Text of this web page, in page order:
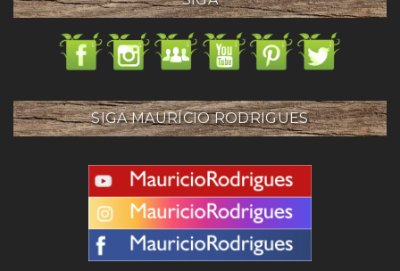
SIGA MAURÍCIO RODRIGUES